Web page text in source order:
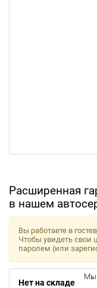
Расширенная
в нашем
Вы работаете в
Чтобы увидеть свои
паролем (или
Нет на складе
Мы